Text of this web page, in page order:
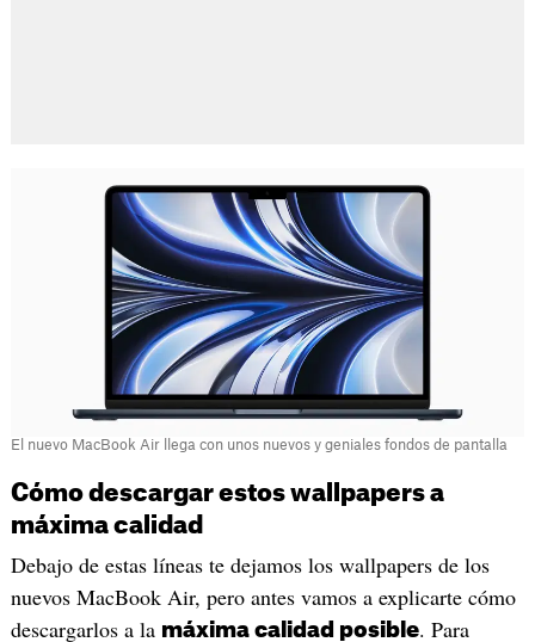
El nuevo MacBook Air llega con unos nuevos y geniales fondos de pantalla
Cómo descargar estos wallpapers a
máxima calidad
Debajo de estas líneas te dejamos los wallpapers de los
nuevos MacBook Air, pero antes vamos a explicarte cómo
descargarlos a la máxima calidad posible. Para